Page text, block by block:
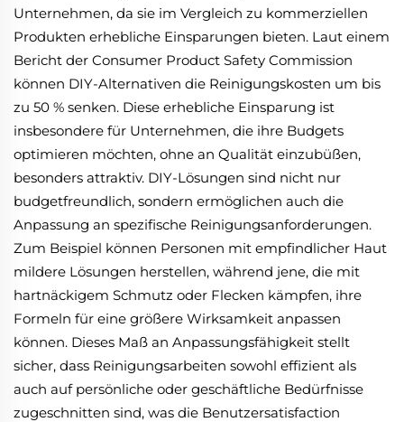
Unternehmen, da sie im Vergleich zu kommerziellen
Produkten erhebliche Einsparungen bieten. Laut einem
Bericht der Consumer Product Safety Commission
können DIY-Alternativen die Reinigungskosten um bis
zu 50 % senken. Diese erhebliche Einsparung ist
insbesondere für Unternehmen, die ihre Budgets
optimieren möchten, ohne an Qualität einzubüßen,
besonders attraktiv. DIY-Lösungen sind nicht nur
budgetfreundlich, sondern ermöglichen auch die
Anpassung an spezifische Reinigungsanforderungen.
Zum Beispiel können Personen mit empfindlicher Haut
mildere Lösungen herstellen, während jene, die mit
hartnäckigem Schmutz oder Flecken kämpfen, ihre
Formeln für eine größere Wirksamkeit anpassen
können. Dieses Maß an Anpassungsfähigkeit stellt
sicher, dass Reinigungsarbeiten sowohl effizient als
auch auf persönliche oder geschäftliche Bedürfnisse
zugeschnitten sind, was die Benutzersatisfaction